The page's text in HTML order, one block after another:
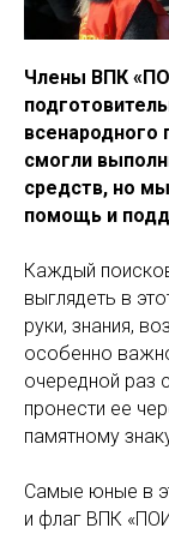
Члены ВПК
всенародного
смогли
средств, но
помощь и
Каждый
выглядеть в
руки, знания,
особенно
очередной раз
пронести ее
памятному
Самые юные в
и флаг ВПК